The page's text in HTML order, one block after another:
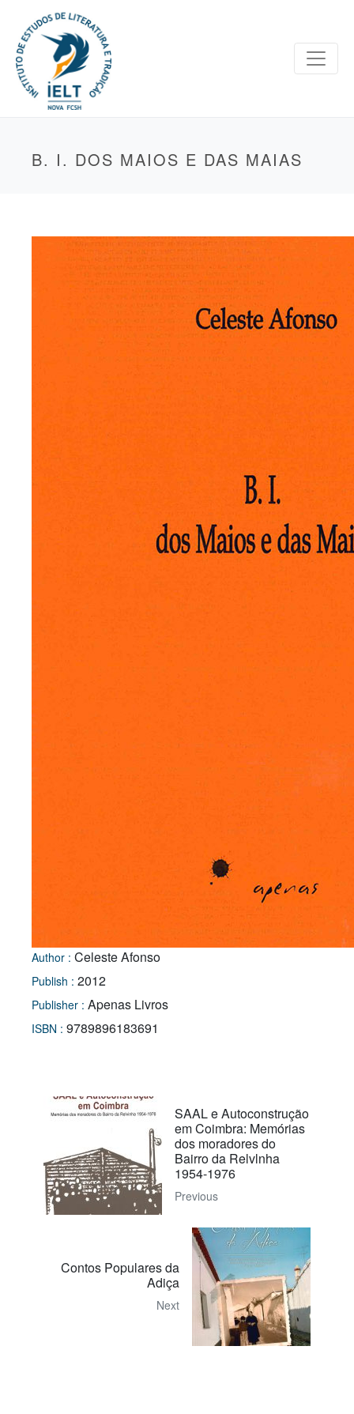
B. I. DOS MAIOS E DAS MAIAS
Author : Celeste Afonso
Publish : 2012
Publisher : Apenas Livros
ISBN : 9789896183691
SAAL e Autoconstrução
em Coimbra: Memórias
dos moradores do
Bairro da Relvlnha
1954-1976
Previous
Contos Populares da
Adiça
Next